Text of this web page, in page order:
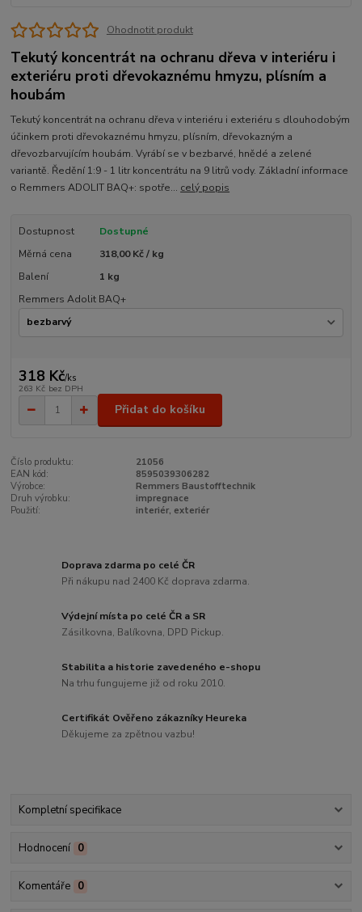
Ohodnotit produkt
Tekutý koncentrát na ochranu dřeva v interiéru i
exteriéru proti dřevokaznému hmyzu, plísním a
houbám
Tekutý koncentrát na ochranu dřeva v interiéru i exteriéru s dlouhodobým
účinkem proti dřevokaznému hmyzu, plísním, dřevokazným a
dřevozbarvujícím houbám. Vyrábí se v bezbarvé, hnědé a zelené
variantě. Ředění 1:9 - 1 litr koncentrátu na 9 litrů vody. Základní informace
o Remmers ADOLIT BAQ+: spotře... celý popis
Dostupnost
Dostupné
Měrná cena
318,00 Kč / kg
Balení
1 kg
Remmers Adolit BAQ+
318 Kč/ks
263 Kč bez DPH
Přidat do košíku
Číslo produktu:
21056
EAN kód:
8595039306282
Výrobce:
Remmers Baustofftechnik
Druh výrobku:
impregnace
Použití:
interiér, exteriér
Doprava zdarma po celé ČR
Při nákupu nad 2400 Kč doprava zdarma.
Výdejní místa po celé ČR a SR
Zásilkovna, Balíkovna, DPD Pickup.
Stabilita a historie zavedeného e-shopu
Na trhu fungujeme již od roku 2010.
Certifikát Ověřeno zákazníky Heureka
Děkujeme za zpětnou vazbu!
Kompletní specifikace
Hodnocení 0
Komentáře 0